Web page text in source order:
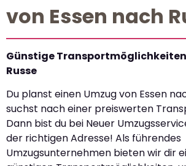
von Essen nach
Günstige Transportmöglichkeiten
Russe
Du planst einen Umzug von Essen
suchst nach einer preiswerten
Dann bist du bei Neuer
der richtigen Adresse! Als führendes
Umzugsunternehmen bieten wir dir